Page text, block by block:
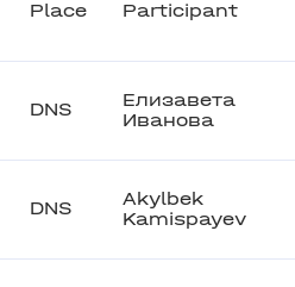
Place Participant
DNS
Елизавета
Иванова
DNS
Akylbek
Kamispayev